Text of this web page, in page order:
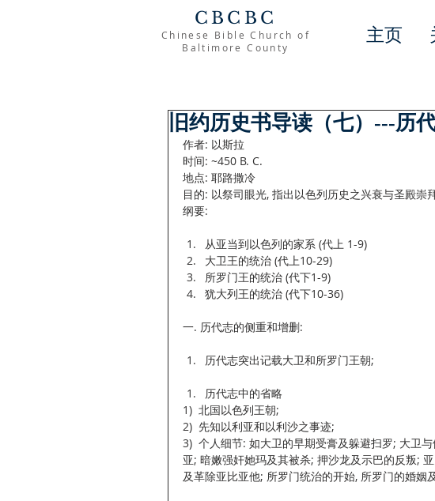
CBCBC
Chinese Bible Church of
Baltimore County
主页
旧约历史书导读（七）---历
作者: 以斯拉
时间: ~450 B. C.
地点: 耶路撒冷
目的: 以祭司眼光, 指出以色列历史之兴衰与圣殿崇
纲要:
从亚当到以色列的家系 (代上 1-9)
大卫王的统治 (代上10-29)
所罗门王的统治 (代下1-9)
犹大列王的统治 (代下10-36)
一. 历代志的侧重和增删:
历代志突出记载大卫和所罗门王朝;
历代志中的省略
1)  北国以色列王朝;
2)  先知以利亚和以利沙之事迹;
3)  个人细节: 如大卫的早期受膏及躲避扫罗; 大卫
亚; 暗嫩强奸她玛及其被杀; 押沙龙及示巴的反叛;
及革除亚比亚他; 所罗门统治的开始, 所罗门的婚姻